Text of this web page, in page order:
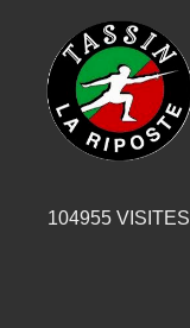
104955 VISITES